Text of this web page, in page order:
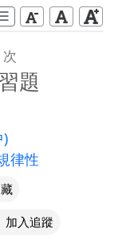
題
)
律性
加入追蹤